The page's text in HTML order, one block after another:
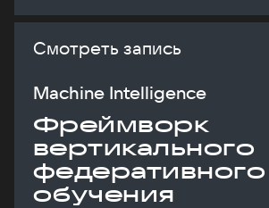
Смотреть запись
Machine Intelligence
Фреймворк
вертикального
федеративного
обучения